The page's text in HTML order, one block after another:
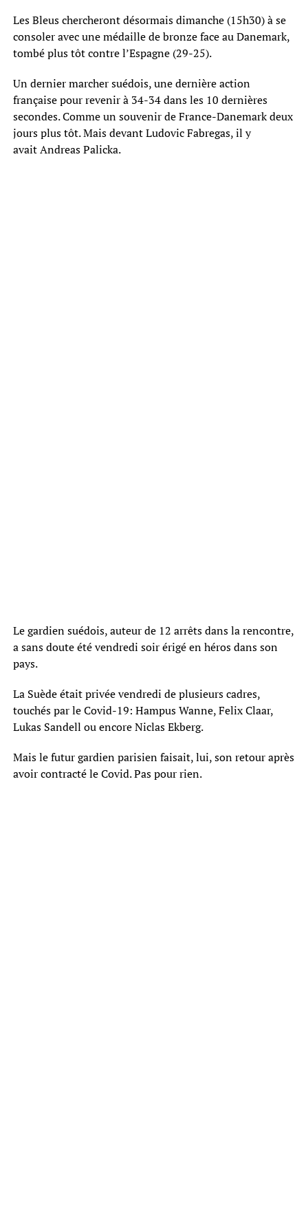
Les Bleus chercheront désormais dimanche (15h30) à se
consoler avec une médaille de bronze face au Danemark,
tombé plus tôt contre l’Espagne (29-25).
Un dernier marcher suédois, une dernière action
française pour revenir à 34-34 dans les 10 dernières
secondes. Comme un souvenir de France-Danemark deux
jours plus tôt. Mais devant Ludovic Fabregas, il y
avait Andreas Palicka.
Le gardien suédois, auteur de 12 arrêts dans la rencontre,
a sans doute été vendredi soir érigé en héros dans son
pays.
La Suède était privée vendredi de plusieurs cadres,
touchés par le Covid-19: Hampus Wanne, Felix Claar,
Lukas Sandell ou encore Niclas Ekberg.
Mais le futur gardien parisien faisait, lui, son retour après
avoir contracté le Covid. Pas pour rien.